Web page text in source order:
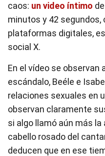
caos: un video íntimo
minutos y 42 segundos,
plataformas digitales,
social X.
En el vídeo se observan
escándalo, Beéle e
relaciones sexuales en
observan claramente
si algo llamó aún más
cabello rosado del
deducen que en ese